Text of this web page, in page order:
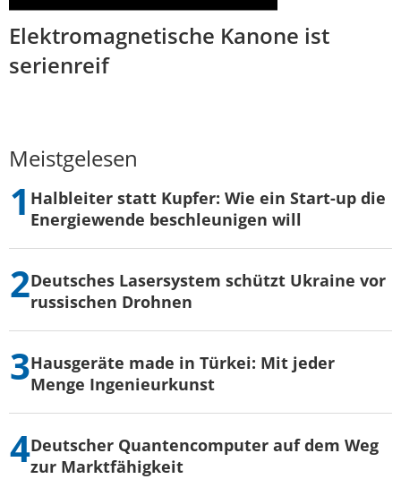
Elektromagnetische Kanone ist
serienreif
Meistgelesen
Halbleiter statt Kupfer: Wie ein Start-up die
Energiewende beschleunigen will
Deutsches Lasersystem schützt Ukraine vor
russischen Drohnen
Hausgeräte made in Türkei: Mit jeder
Menge Ingenieurkunst
Deutscher Quantencomputer auf dem Weg
zur Marktfähigkeit